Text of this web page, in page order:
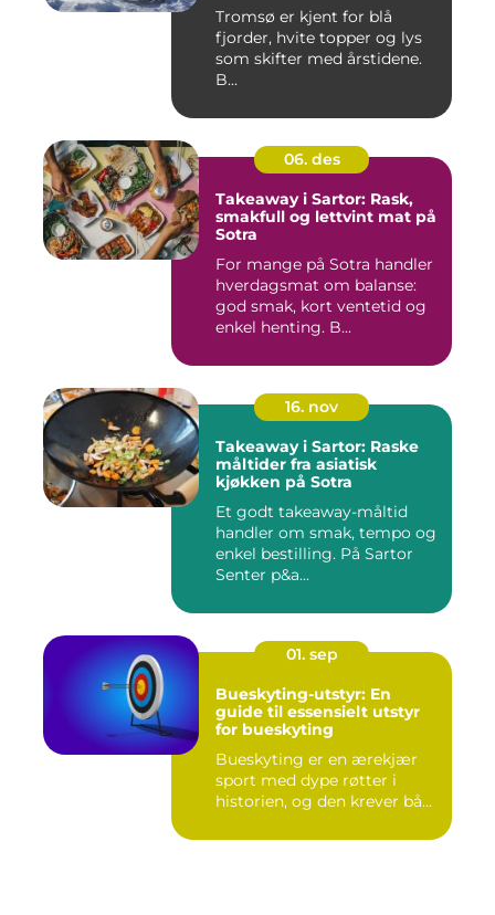
Tromsø er kjent for blå
fjorder, hvite topper og lys
som skifter med årstidene.
B...
06. des
Takeaway i Sartor: Rask,
smakfull og lettvint mat på
Sotra
For mange på Sotra handler
hverdagsmat om balanse:
god smak, kort ventetid og
enkel henting. B...
16. nov
Takeaway i Sartor: Raske
måltider fra asiatisk
kjøkken på Sotra
Et godt takeaway-måltid
handler om smak, tempo og
enkel bestilling. På Sartor
Senter p&a...
01. sep
Bueskyting-utstyr: En
guide til essensielt utstyr
for bueskyting
Bueskyting er en ærekjær
sport med dype røtter i
historien, og den krever bå...